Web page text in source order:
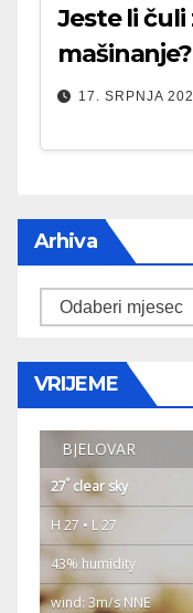
Jeste li čuli
mašinanje?
17. SRPNJA
Arhiva
Arhiva
VRIJEME
BJELOVAR
27° clear sky
H 27 • L 27
43% humidity
wind: 3m/s NNE